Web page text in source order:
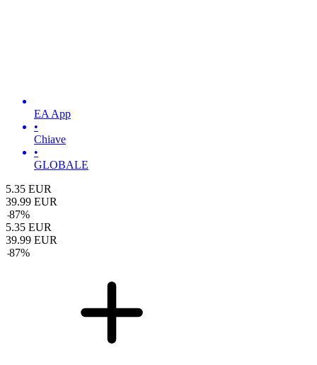
EA App
•
Chiave
•
GLOBALE
5.35 EUR
39.99 EUR
-87%
5.35 EUR
39.99 EUR
-87%